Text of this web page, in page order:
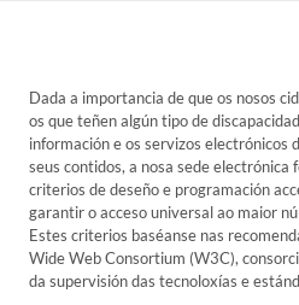
Dada a importancia de que os nosos
os que teñen algún tipo de
información e os servizos electrónicos
seus contidos, a nosa sede electrónica
criterios de deseño e programación
garantir o acceso universal ao maior
Estes criterios baséanse nas
Wide Web Consortium (W3C),
da supervisión das tecnoloxías e